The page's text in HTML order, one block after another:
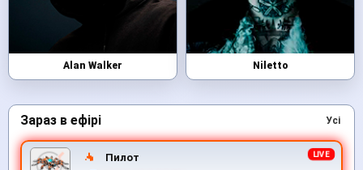
Alan Walker Niletto
Зараз в ефірі Усі
Пилот